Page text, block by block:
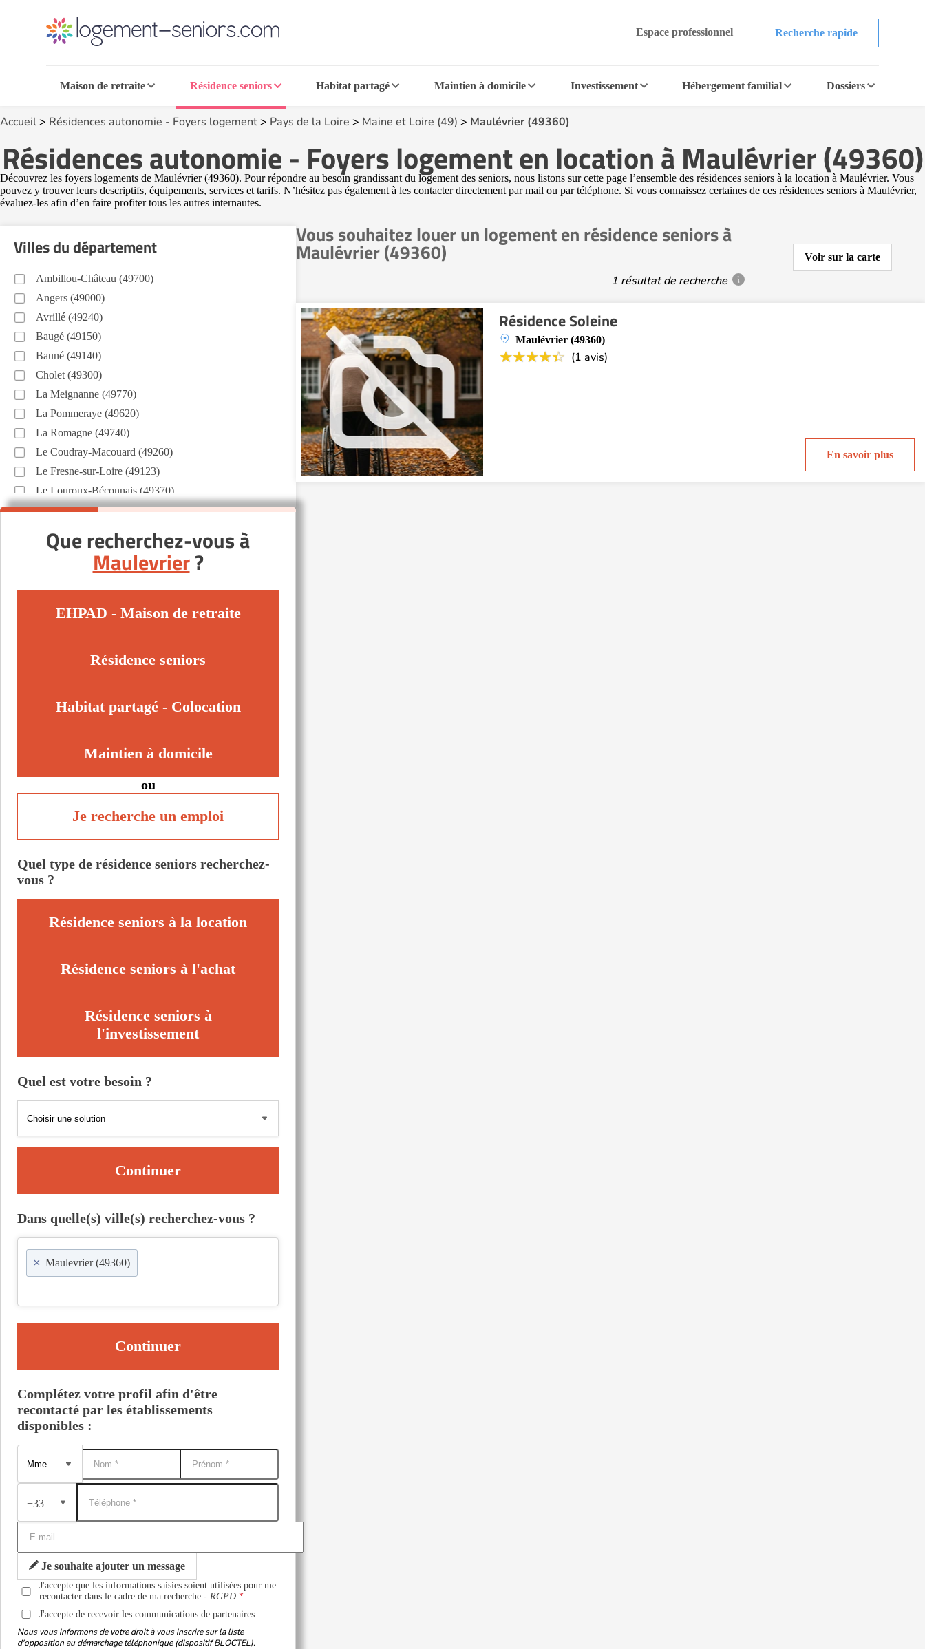
Espace professionnel Recherche rapide
Maison de retraite Résidence seniors Habitat partagé Maintien à domicile Investissement Hébergement familial Dossiers
Accueil> Résidences autonomie - Foyers logement> Pays de la Loire > Maine et Loire (49) > Maulévrier (49360)
Résidences autonomie - Foyers logement en location à Maulévrier (49360)
Découvrez les foyers logements de Maulévrier (49360). Pour répondre au besoin grandissant du logement des seniors, nous listons sur cette page l’ensemble des résidences seniors à la location à Maulévrier. Vous
pouvez y trouver leurs descriptifs, équipements, services et tarifs. N’hésitez pas également à les contacter directement par mail ou par téléphone. Si vous connaissez certaines de ces résidences seniors à Maulévrier,
évaluez-les afin d’en faire profiter tous les autres internautes.
Vous souhaitez louer un logement en résidence seniors à
Maulévrier (49360)
1 résultat de recherche
Voir sur la carte
Résidence Soleine
Maulévrier (49360)
(1 avis)
En savoir plus
Villes du département
Ambillou-Château (49700)
Angers (49000)
Avrillé (49240)
Baugé (49150)
Bauné (49140)
Cholet (49300)
La Meignanne (49770)
La Pommeraye (49620)
La Romagne (49740)
Le Coudray-Macouard (49260)
Le Fresne-sur-Loire (49123)
Le Louroux-Béconnais (49370)
Le May-sur-Èvre (49122)
Longué-Jumelles (49160)
Saint-Mathurin-sur-Loire (49250)
Tiercé (49125)
Que recherchez-vous à
Maulevrier?
EHPAD - Maison de retraite
Résidence seniors
Habitat partagé - Colocation
Maintien à domicile
ou
Je recherche un emploi
Quel type de résidence seniors recherchez-
vous ?
Résidence seniors à la location
Résidence seniors à l'achat
Résidence seniors à
l'investissement
Quel est votre besoin ?
Continuer
Dans quelle(s) ville(s) recherchez-vous ?
× Maulevrier (49360)
Continuer
Complétez votre profil afin d'être
recontacté par les établissements
disponibles :
+33
Je souhaite ajouter un message
J'accepte que les informations saisies soient utilisées pour me
recontacter dans le cadre de ma recherche -RGPD
J'accepte de recevoir les communications de partenaires
Nous vous informons de votre droit à vous inscrire sur la liste
d'opposition au démarchage téléphonique (dispositif BLOCTEL).